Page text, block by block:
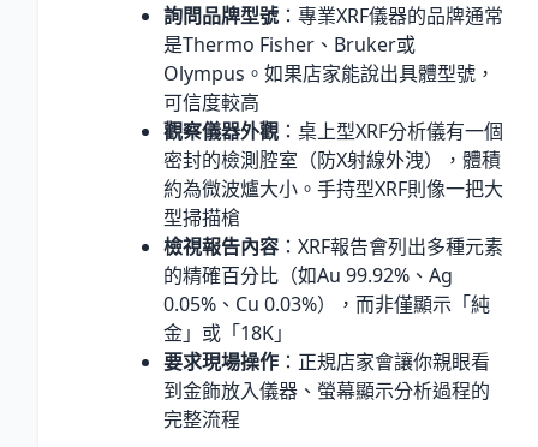
詢問品牌型號 ：專業XRF儀器的品牌通常
是Thermo Fisher、Bruker或
Olympus。如果店家能說出具體型號，
可信度較高
觀察儀器外觀 ：桌上型XRF分析儀有一個
密封的檢測腔室（防X射線外洩），體積
約為微波爐大小。手持型XRF則像一把大
型掃描槍
檢視報告內容 ：XRF報告會列出多種元素
的精確百分比（如Au 99.92% 、Ag
0.05% 、Cu 0.03%），而非僅顯示「純
金」或「18K」
要求現場操作 ：正規店家會讓你親眼看
到金飾放入儀器、螢幕顯示分析過程的
完整流程